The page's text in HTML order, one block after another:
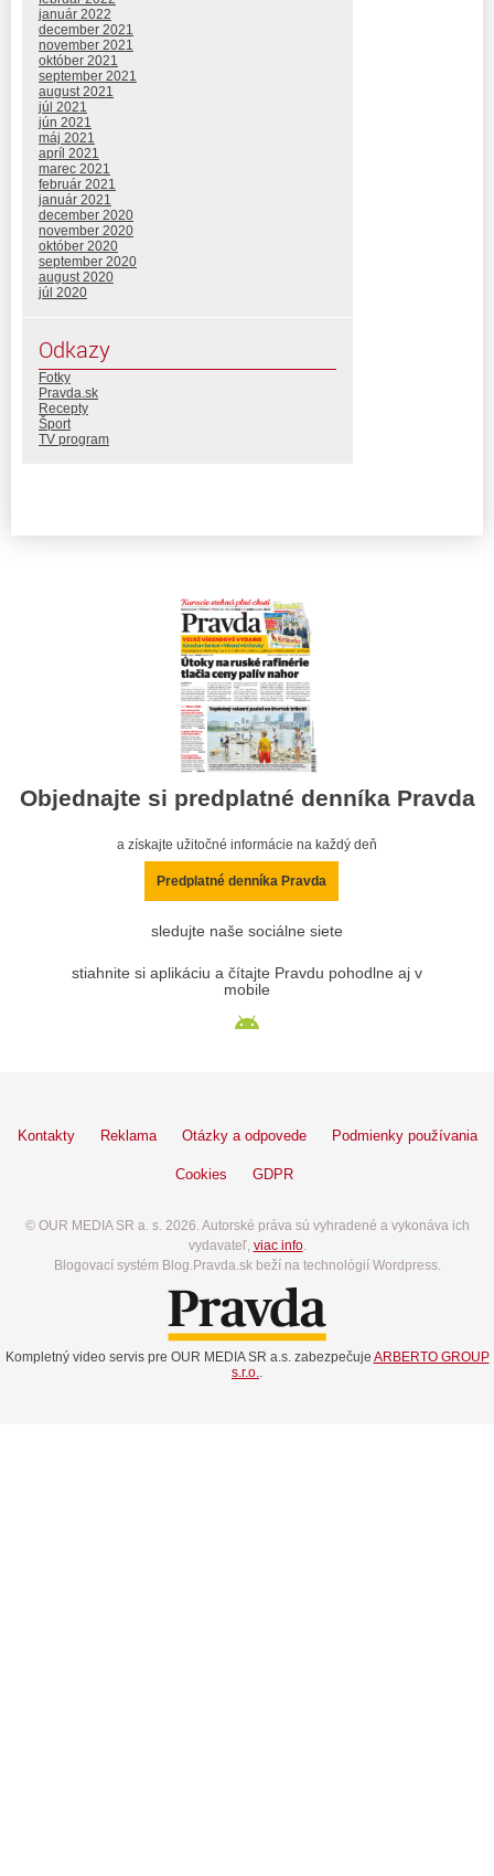
január 2022
december 2021
november 2021
október 2021
september 2021
august 2021
júl 2021
jún 2021
máj 2021
apríl 2021
marec 2021
február 2021
január 2021
december 2020
november 2020
október 2020
september 2020
august 2020
júl 2020
Odkazy
Fotky
Pravda.sk
Recepty
Šport
TV program
Objednajte si predplatné denníka Pravda
a získajte užitočné informácie na každý deň
Predplatné denníka Pravda
sledujte naše sociálne siete
stiahnite si aplikáciu a čítajte Pravdu pohodlne aj v
mobile
Kontakty Reklama Otázky a odpovede Podmienky používania
Cookies GDPR
© OUR MEDIA SR a. s. 2026. Autorské práva sú vyhradené a vykonáva ich
vydavateľ, viac info.
Blogovací systém Blog.Pravda.sk beží na technológií Wordpress.
Kompletný video servis pre OUR MEDIA SR a.s. zabezpečuje ARBERTO GROUP
s.r.o..